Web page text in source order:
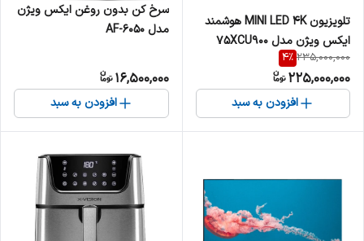
تلویزیون MINI LED 4K هوشمند
ایکس ویژن مدل 75XCU900
سایز 75 اینچ
235,000,000
4%
225,000,000
افزودن به سبد
سرخ کن بدون روغن ایکس ویژن
مدل AF-6050
16,500,000
افزودن به سبد